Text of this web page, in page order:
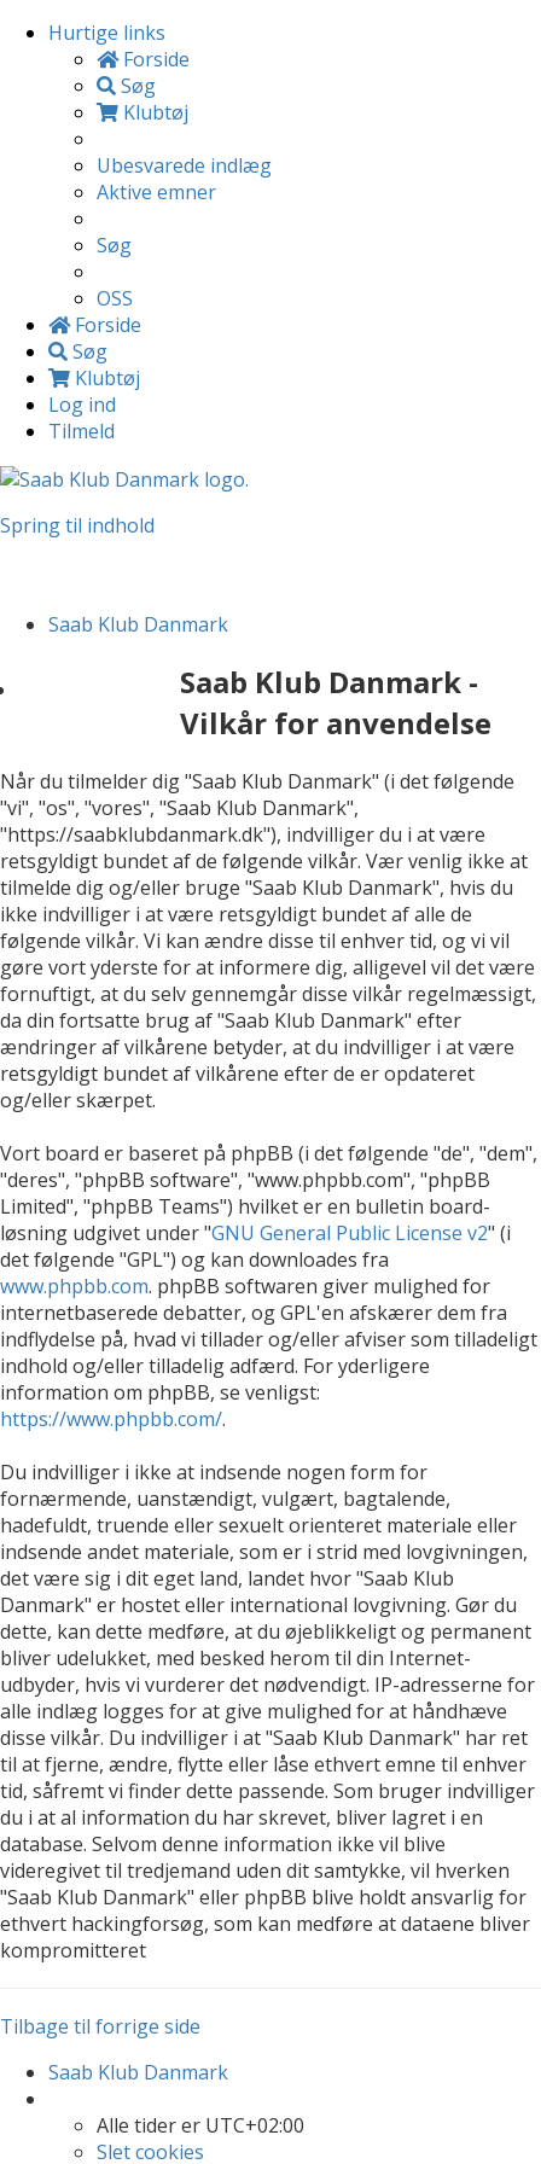
Hurtige links
Forside
Søg
Klubtøj
Ubesvarede indlæg
Aktive emner
Søg
OSS
Forside
Søg
Klubtøj
Log ind
Tilmeld
Spring til indhold
Saab Klub Danmark
Saab Klub Danmark -
Vilkår for anvendelse
Når du tilmelder dig "Saab Klub Danmark" (i det følgende
"vi", "os", "vores", "Saab Klub Danmark",
"https://saabklubdanmark.dk"), indvilliger du i at være
retsgyldigt bundet af de følgende vilkår. Vær venlig ikke at
tilmelde dig og/eller bruge "Saab Klub Danmark", hvis du
ikke indvilliger i at være retsgyldigt bundet af alle de
følgende vilkår. Vi kan ændre disse til enhver tid, og vi vil
gøre vort yderste for at informere dig, alligevel vil det være
fornuftigt, at du selv gennemgår disse vilkår regelmæssigt,
da din fortsatte brug af "Saab Klub Danmark" efter
ændringer af vilkårene betyder, at du indvilliger i at være
retsgyldigt bundet af vilkårene efter de er opdateret
og/eller skærpet.
Vort board er baseret på phpBB (i det følgende "de", "dem",
"deres", "phpBB software", "www.phpbb.com", "phpBB
Limited", "phpBB Teams") hvilket er en bulletin board-
løsning udgivet under "GNU General Public License v2" (i
det følgende "GPL") og kan downloades fra
www.phpbb.com. phpBB softwaren giver mulighed for
internetbaserede debatter, og GPL'en afskærer dem fra
indflydelse på, hvad vi tillader og/eller afviser som tilladeligt
indhold og/eller tilladelig adfærd. For yderligere
information om phpBB, se venligst:
https://www.phpbb.com/.
Du indvilliger i ikke at indsende nogen form for
fornærmende, uanstændigt, vulgært, bagtalende,
hadefuldt, truende eller sexuelt orienteret materiale eller
indsende andet materiale, som er i strid med lovgivningen,
det være sig i dit eget land, landet hvor "Saab Klub
Danmark" er hostet eller international lovgivning. Gør du
dette, kan dette medføre, at du øjeblikkeligt og permanent
bliver udelukket, med besked herom til din Internet-
udbyder, hvis vi vurderer det nødvendigt. IP-adresserne for
alle indlæg logges for at give mulighed for at håndhæve
disse vilkår. Du indvilliger i at "Saab Klub Danmark" har ret
til at fjerne, ændre, flytte eller låse ethvert emne til enhver
tid, såfremt vi finder dette passende. Som bruger indvilliger
du i at al information du har skrevet, bliver lagret i en
database. Selvom denne information ikke vil blive
videregivet til tredjemand uden dit samtykke, vil hverken
"Saab Klub Danmark" eller phpBB blive holdt ansvarlig for
ethvert hackingforsøg, som kan medføre at dataene bliver
kompromitteret
Tilbage til forrige side
Saab Klub Danmark
Alle tider er UTC+02:00
Slet cookies